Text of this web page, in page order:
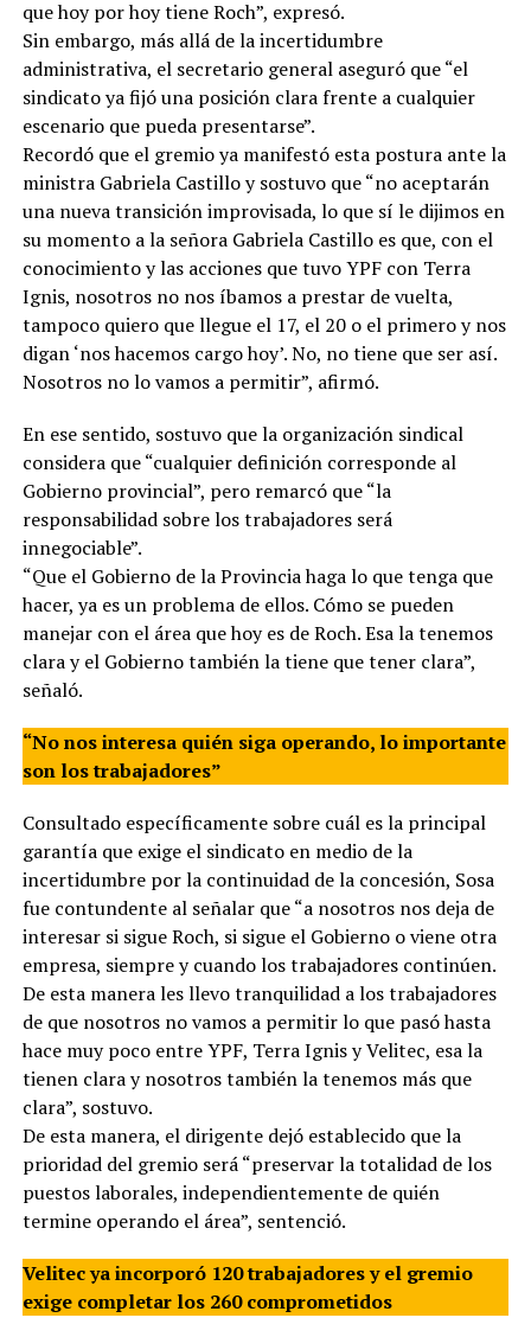
que hoy por hoy tiene Roch”, expresó.
Sin embargo, más allá de la incertidumbre
administrativa, el secretario general aseguró que “el
sindicato ya fijó una posición clara frente a cualquier
escenario que pueda presentarse”.
Recordó que el gremio ya manifestó esta postura ante la
ministra Gabriela Castillo y sostuvo que “no aceptarán
una nueva transición improvisada, lo que sí le dijimos en
su momento a la señora Gabriela Castillo es que, con el
conocimiento y las acciones que tuvo YPF con Terra
Ignis, nosotros no nos íbamos a prestar de vuelta,
tampoco quiero que llegue el 17, el 20 o el primero y nos
digan ‘nos hacemos cargo hoy’. No, no tiene que ser así.
Nosotros no lo vamos a permitir”, afirmó.
En ese sentido, sostuvo que la organización sindical
considera que “cualquier definición corresponde al
Gobierno provincial”, pero remarcó que “la
responsabilidad sobre los trabajadores será
innegociable”.
“Que el Gobierno de la Provincia haga lo que tenga que
hacer, ya es un problema de ellos. Cómo se pueden
manejar con el área que hoy es de Roch. Esa la tenemos
clara y el Gobierno también la tiene que tener clara”,
señaló.
“No nos interesa quién siga operando, lo importante
son los trabajadores”
Consultado específicamente sobre cuál es la principal
garantía que exige el sindicato en medio de la
incertidumbre por la continuidad de la concesión, Sosa
fue contundente al señalar que “a nosotros nos deja de
interesar si sigue Roch, si sigue el Gobierno o viene otra
empresa, siempre y cuando los trabajadores continúen.
De esta manera les llevo tranquilidad a los trabajadores
de que nosotros no vamos a permitir lo que pasó hasta
hace muy poco entre YPF, Terra Ignis y Velitec, esa la
tienen clara y nosotros también la tenemos más que
clara”, sostuvo.
De esta manera, el dirigente dejó establecido que la
prioridad del gremio será “preservar la totalidad de los
puestos laborales, independientemente de quién
termine operando el área”, sentenció.
Velitec ya incorporó 120 trabajadores y el gremio
exige completar los 260 comprometidos